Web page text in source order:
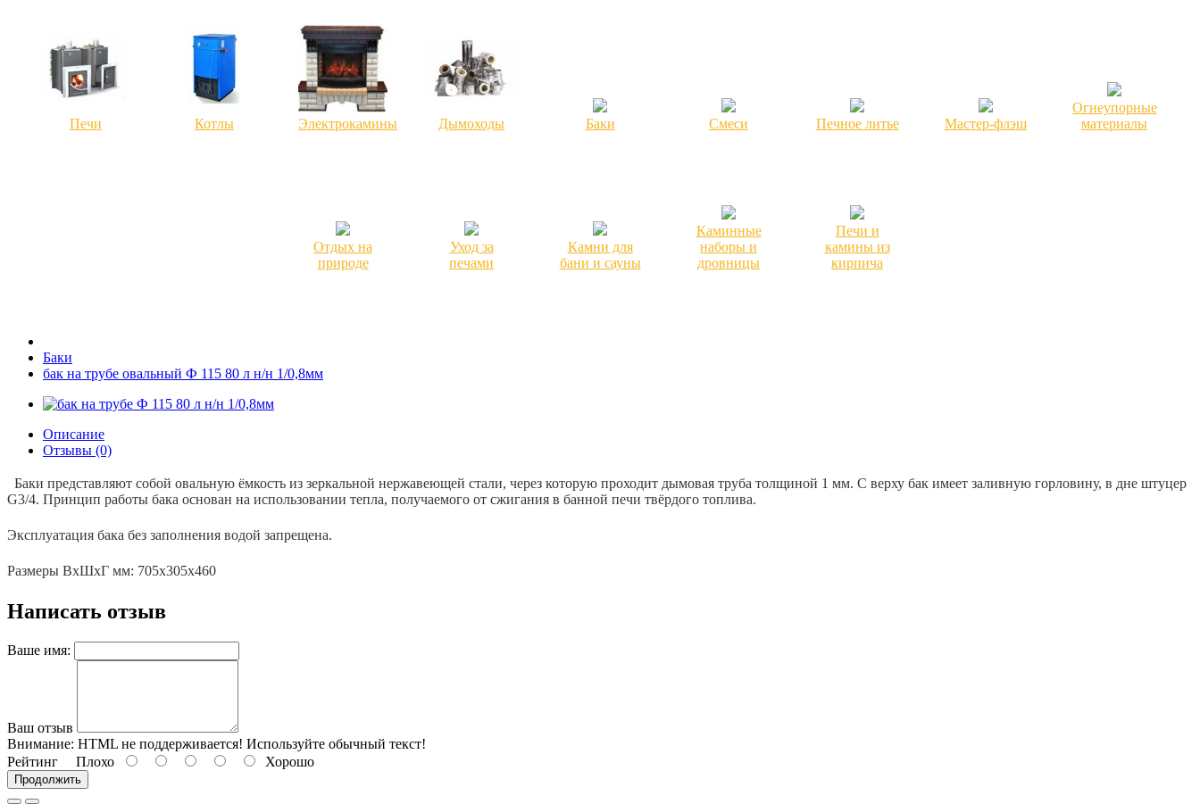
Печи Котлы Электрокамины Дымоходы Баки Смеси Печное литье Мастер-флэш
Огнеупорные
материалы
Отдых на
природе
Уход за
печами
Камни для
бани и сауны
Каминные
наборы и
дровницы
Печи и
камины из
кирпича
Баки
бак на трубе овальный Ф 115 80 л н/н 1/0,8мм
Описание
Отзывы (0)
Баки представляют собой овальную ёмкость из зеркальной нержавеющей стали, через которую проходит дымовая труба толщиной 1 мм. С верху бак имеет заливную горловину, в дне штуцер
G3/4. Принцип работы бака основан на использовании тепла, получаемого от сжигания в банной печи твёрдого топлива.
Эксплуатация бака без заполнения водой запрещена.
Размеры ВхШхГ мм: 705х305х460
Написать отзыв
Ваше имя:
Ваш отзыв
Внимание: HTML не поддерживается! Используйте обычный текст!
Рейтинг Плохо Хорошо
Продолжить